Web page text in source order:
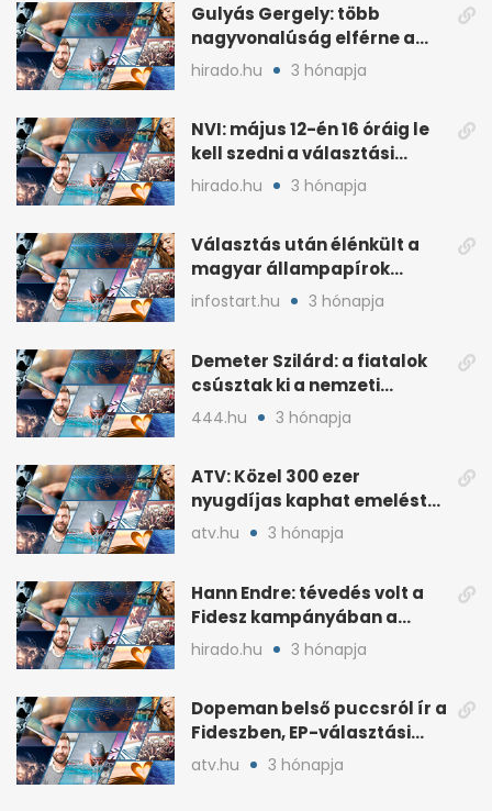
Gulyás Gergely: több
nagyvonalúság elférne a
kétharmados győztesekben
hirado.hu 3 hónapja
NVI: május 12-én 16 óráig le
kell szedni a választási
plakátokat
hirado.hu 3 hónapja
Választás után élénkült a
magyar állampapírok
lakossági értékesítése
infostart.hu 3 hónapja
Demeter Szilárd: a fiatalok
csúsztak ki a nemzeti
kultúrából
444.hu 3 hónapja
ATV: Közel 300 ezer
nyugdíjas kaphat emelést
idén a Tisza terve szerint
atv.hu 3 hónapja
Hann Endre: tévedés volt a
Fidesz kampányában a
háborús veszély
hirado.hu 3 hónapja
Dopeman belső puccsról ír a
Fideszben, EP-választási
árral
atv.hu 3 hónapja